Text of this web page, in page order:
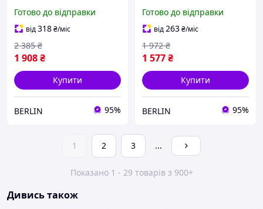
Готово до відправки
від318₴/міс
1 908₴
2 385 ₴
Купити
BERLIN 95%
Готово до відправки
від263₴/міс
1 577₴
1 972 ₴
Купити
BERLIN 95%
1 2 3 ...
Показано 1 - 29 товарів з 900+
Дивись також